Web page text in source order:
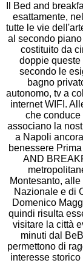
Il Bed and
esattamente,
tutte le vie
al secondo
costituito da
doppie
secondo le
bagno
autonomo, tv a
internet WIFI.
che
associano la
a Napoli
benessere
AND
Montesanto,
Nazionale e di
Domenico
quindi risulta
visitare la città
minuti dal
permettono di
interesse